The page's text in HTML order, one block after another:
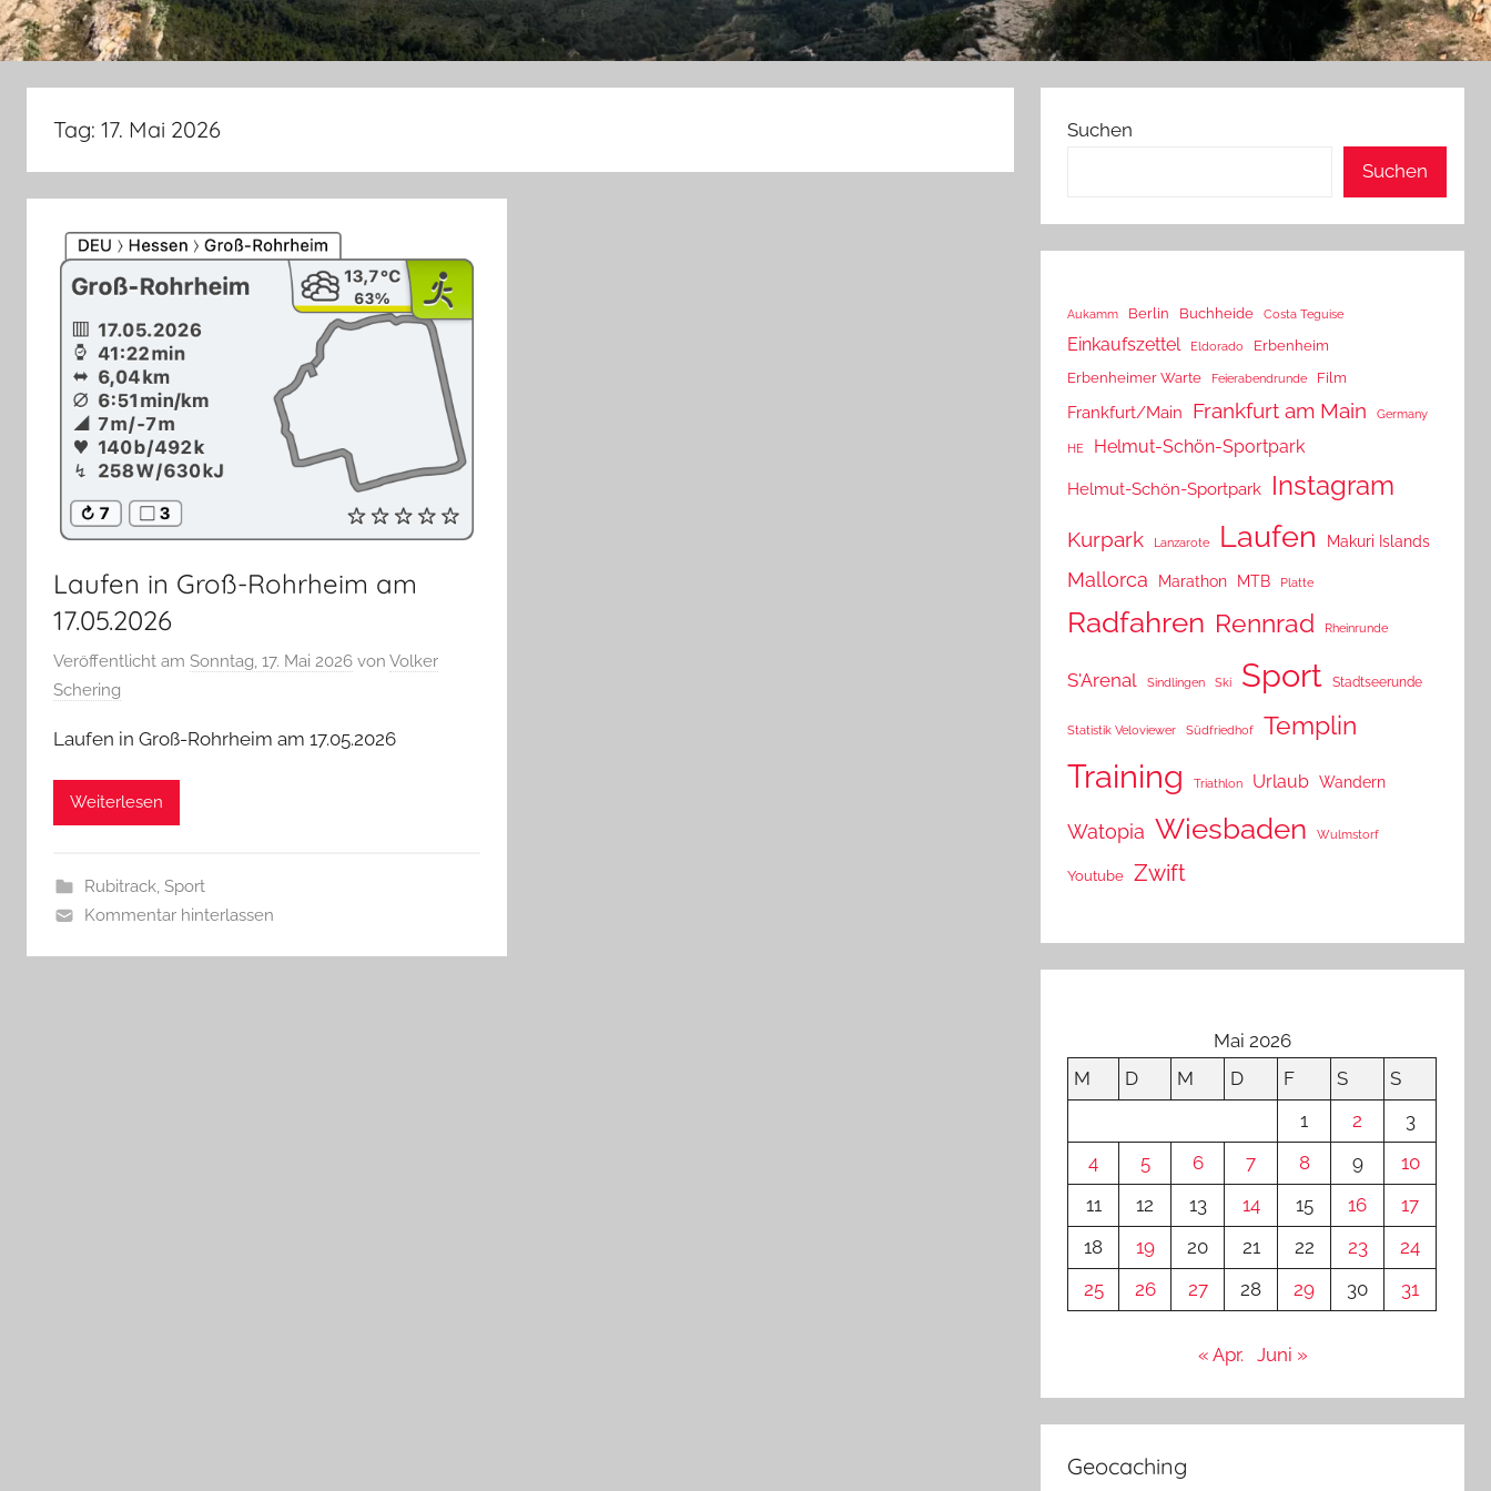
Tag: 17. Mai 2026
Laufen in Groß-Rohrheim am
17.05.2026
Veröffentlicht am Sonntag, 17. Mai 2026 von Volker
Schering
Laufen in Groß-Rohrheim am 17.05.2026
Weiterlesen
Rubitrack, Sport
Kommentar hinterlassen
Suchen
Suchen
Aukamm Berlin Buchheide Costa Teguise
Einkaufszettel Eldorado
Erbenheim
Erbenheimer Warte
Feierabendrunde Film
Frankfurt/Main Frankfurt am Main Germany
HE Helmut-Schön-Sportpark
Helmut-Schön-Sportpark Instagram
Kurpark Lanzarote Laufen Makuri Islands
Mallorca Marathon MTB Platte
Radfahren Rennrad Rheinrunde
S'Arenal Sindlingen Ski Sport Stadtseerunde
Statistik Veloviewer Südfriedhof Templin
Training Triathlon Urlaub Wandern
Watopia Wiesbaden Wulmstorf
Youtube Zwift
Mai 2026
M
D M D F S
S
1
2
3
4
5 6 7 8 9
10
11
12 13 14 15 16
17
18
19 20 21 22 23
24
25
26 27 28 29 30 31
« Apr. Juni »
Geocaching